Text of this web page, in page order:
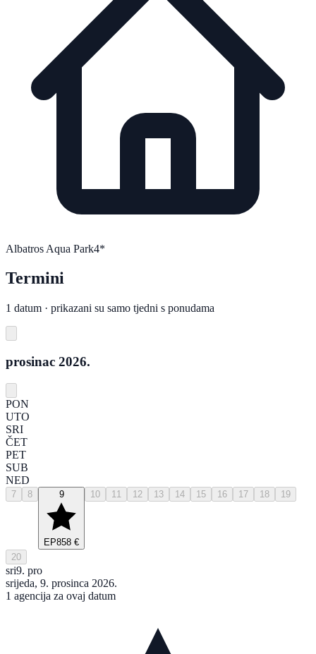
Albatros Aqua Park4*
Termini
1 datum · prikazani su samo tjedni s ponudama
prosinac 2026.
PON
UTO
SRI
ČET
PET
SUB
NED
7 8 9
EP858 €
10 11 12 13 14 15 16 17 18 19
20
sri9. pro
srijeda, 9. prosinca 2026.
1 agencija za ovaj datum